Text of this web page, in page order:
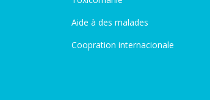
Aide à des malades
Coopration internacionale